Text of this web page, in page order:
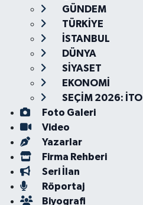
GÜNDEM
TÜRKİYE
İSTANBUL
DÜNYA
SİYASET
EKONOMİ
SEÇİM 2026: İTO
Foto Galeri
Video
Yazarlar
Firma Rehberi
Seri İlan
Röportaj
Biyografi